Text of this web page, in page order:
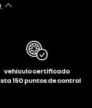
vehículo certificado
150 puntos de control